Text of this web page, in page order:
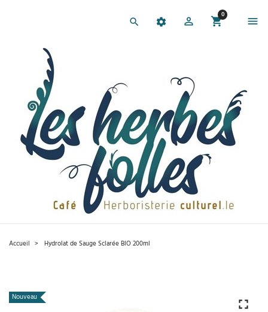
0
Accueil Hydrolat de Sauge Sclarée BIO 200ml
Nouveau